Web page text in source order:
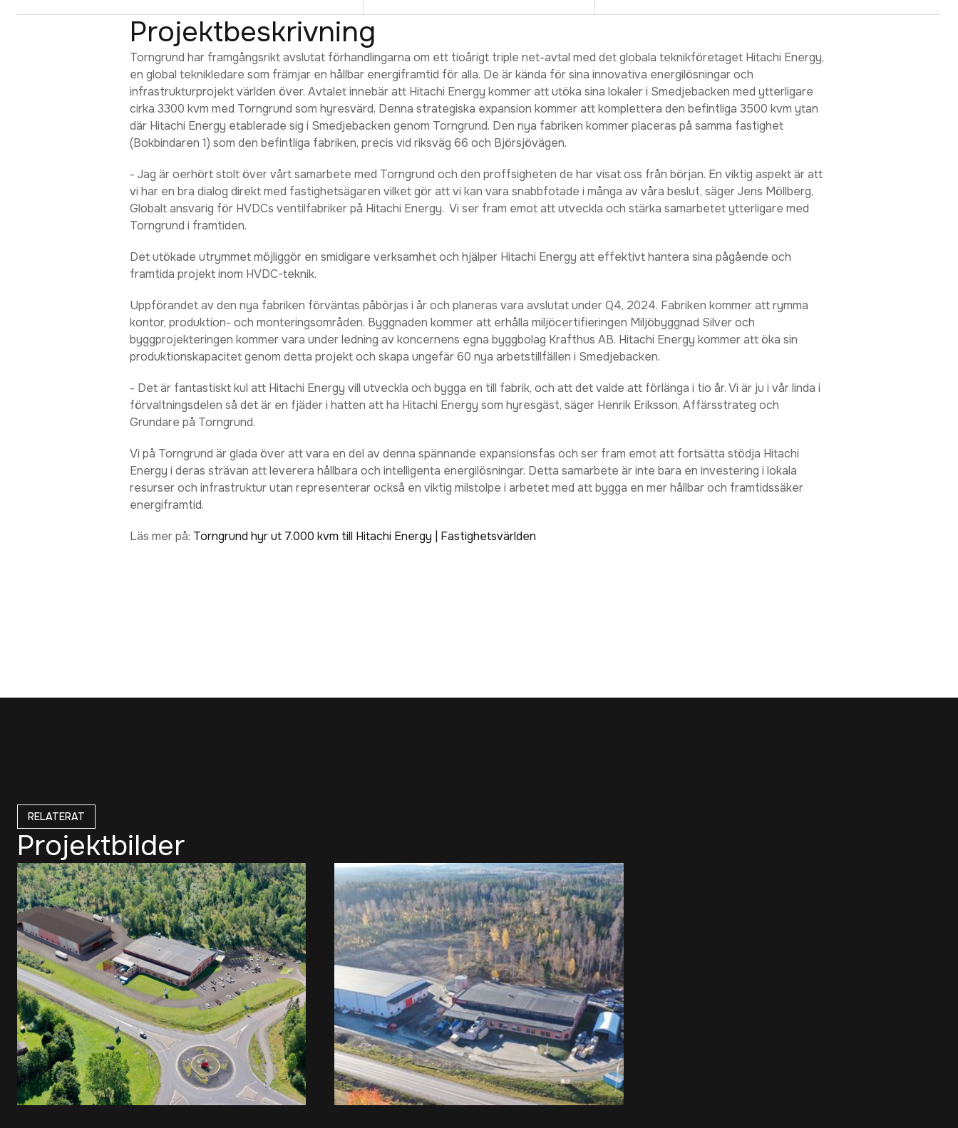
Projektbeskrivning
Torngrund har framgångsrikt avslutat förhandlingarna om ett tioårigt triple net-avtal med det globala teknikföretaget Hitachi Energy,
en global teknikledare som främjar en hållbar energiframtid för alla. De är kända för sina innovativa energilösningar och
infrastrukturprojekt världen över. Avtalet innebär att Hitachi Energy kommer att utöka sina lokaler i Smedjebacken med ytterligare
cirka 3300 kvm med Torngrund som hyresvärd. Denna strategiska expansion kommer att komplettera den befintliga 3500 kvm ytan
där Hitachi Energy etablerade sig i Smedjebacken genom Torngrund. Den nya fabriken kommer placeras på samma fastighet
(Bokbindaren 1) som den befintliga fabriken, precis vid riksväg 66 och Björsjövägen.
- Jag är oerhört stolt över vårt samarbete med Torngrund och den proffsigheten de har visat oss från början. En viktig aspekt är att
vi har en bra dialog direkt med fastighetsägaren vilket gör att vi kan vara snabbfotade i många av våra beslut, säger Jens Möllberg,
Globalt ansvarig för HVDCs ventilfabriker på Hitachi Energy. Vi ser fram emot att utveckla och stärka samarbetet ytterligare med
Torngrund i framtiden.
Det utökade utrymmet möjliggör en smidigare verksamhet och hjälper Hitachi Energy att effektivt hantera sina pågående och
framtida projekt inom HVDC-teknik.
Uppförandet av den nya fabriken förväntas påbörjas i år och planeras vara avslutat under Q4, 2024. Fabriken kommer att rymma
kontor, produktion- och monteringsområden. Byggnaden kommer att erhålla miljöcertifieringen Miljöbyggnad Silver och
byggprojekteringen kommer vara under ledning av koncernens egna byggbolag Krafthus AB. Hitachi Energy kommer att öka sin
produktionskapacitet genom detta projekt och skapa ungefär 60 nya arbetstillfällen i Smedjebacken.
- Det är fantastiskt kul att Hitachi Energy vill utveckla och bygga en till fabrik, och att det valde att förlänga i tio år. Vi är ju i vår linda i
förvaltningsdelen så det är en fjäder i hatten att ha Hitachi Energy som hyresgäst, säger Henrik Eriksson, Affärsstrateg och
Grundare på Torngrund.
Vi på Torngrund är glada över att vara en del av denna spännande expansionsfas och ser fram emot att fortsätta stödja Hitachi
Energy i deras strävan att leverera hållbara och intelligenta energilösningar. Detta samarbete är inte bara en investering i lokala
resurser och infrastruktur utan representerar också en viktig milstolpe i arbetet med att bygga en mer hållbar och framtidssäker
energiframtid.
Läs mer på: Torngrund hyr ut 7.000 kvm till Hitachi Energy | Fastighetsvärlden
RELATERAT
Projektbilder